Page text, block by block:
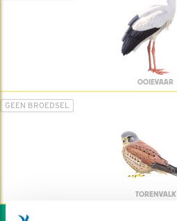
OOIEVAAR
GEEN BROEDSEL
TORENVALK